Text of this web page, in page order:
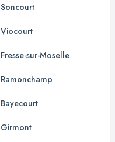
Soncourt
Viocourt
Fresse-sur-Moselle
Ramonchamp
Bayecourt
Girmont